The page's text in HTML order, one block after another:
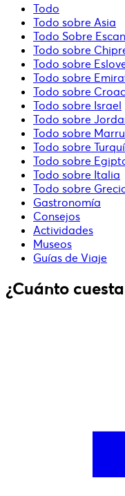
Todo
Todo sobre Asia
Todo Sobre
Todo sobre
Todo sobre
Todo sobre
Todo sobre
Todo sobre Israel
Todo sobre
Todo sobre
Todo sobre
Todo sobre
Todo sobre Italia
Todo sobre
Gastronomía
Consejos
Actividades
Museos
Guías de Viaje
¿Cuánto